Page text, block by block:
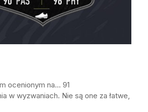
ocenionym na… 91
w wyzwaniach. Nie są one za łatwe,